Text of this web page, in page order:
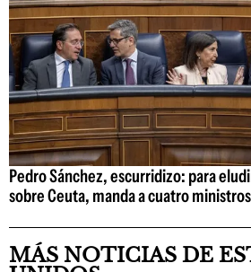
Pedro Sánchez, escurridizo: para
sobre Ceuta, manda a cuatro
MÁS NOTICIAS DE